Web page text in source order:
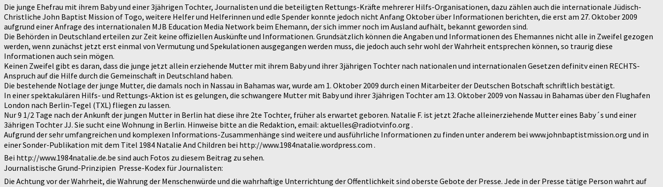
Die junge Ehefrau mit ihrem Baby und einer 3jährigen Tochter, Journalisten und die beteiligten Rettungs-Kräfte mehrerer Hilfs-Organisationen, dazu zählen auch die internationale Jüdisch-
Christliche John Baptist Mission of Togo, weitere Helfer und Helferinnen und edle Spender konnte jedoch nicht Anfang Oktober über Informationen berichten, die erst am 27. Oktober 2009
aufgrund einer Anfrage des internationalen MJB Education Media Network beim Ehemann, der sich immer noch im Ausland aufhält, bekannt geworden sind.
Die Behörden in Deutschland erteilen zur Zeit keine offiziellen Auskünfte und Informationen. Grundsätzlich können die Angaben und Informationen des Ehemannes nicht alle in Zweifel gezogen
werden, wenn zunächst jetzt erst einmal von Vermutung und Spekulationen ausgegangen werden muss, die jedoch auch sehr wohl der Wahrheit entsprechen können, so traurig diese
Informationen auch sein mögen.
Keinen Zweifel gibt es daran, dass die junge jetzt allein erziehende Mutter mit ihrem Baby und ihrer 3jährigen Tochter nach nationalen und internationalen Gesetzen definitv einen RECHTS-
Anspruch auf die Hilfe durch die Gemeinschaft in Deutschland haben.
Die bestehende Notlage der junge Mutter, die damals noch in Nassau in Bahamas war, wurde am 1. Oktober 2009 durch einen Mitarbeiter der Deutschen Botschaft schriftlich bestätigt.
In einer spektakulären Hilfs- und Rettungs-Aktion ist es gelungen, die schwangere Mutter mit Baby und ihrer 3jährigen Tochter am 13. Oktober 2009 von Nassau in Bahamas über den Flughafen
London nach Berlin-Tegel (TXL) fliegen zu lassen.
Nur 9 1/2 Tage nach der Ankunft der jungen Mutter in Berlin hat diese ihre 2te Tochter, früher als erwartet geboren. Natalie F. ist jetzt 2fache alleinerziehende Mutter eines Baby´s und einer
3ährigen Tochter JJ. Sie sucht eine Wohnung in Berlin. Hinweise bitte an die Redaktion, email: aktuelles@radiotvinfo.org .
Aufgrund der sehr umfangreichen und komplexen Informations-Zusammenhänge sind weitere und ausführliche Informationen zu finden unter anderem bei www.johnbaptistmission.org und in
einer Sonder-Publikation mit dem Titel 1984 Natalie And Children bei http://www.1984natalie.wordpress.com .
Bei http://www.1984natalie.de.be sind auch Fotos zu diesem Beitrag zu sehen.
Journalistische Grund-Prinzipien  Presse-Kodex für Journalisten:
Die Achtung vor der Wahrheit, die Wahrung der Menschenwürde und die wahrhaftige Unterrichtung der Offentlichkeit sind oberste Gebote der Presse. Jede in der Presse tätige Person wahrt auf